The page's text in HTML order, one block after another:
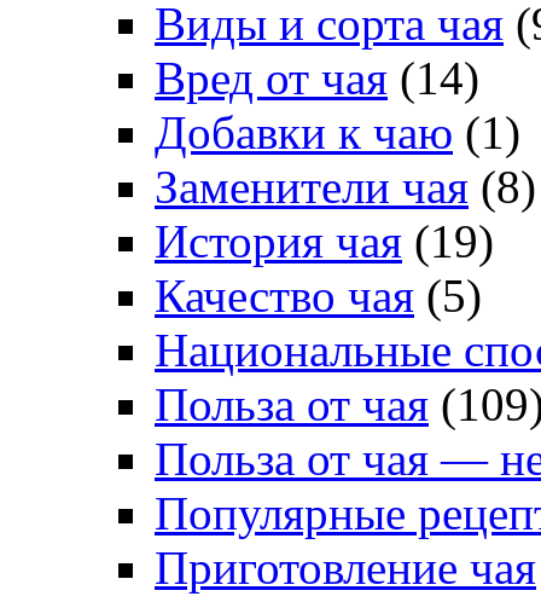
Виды и сорта чая
Вред от чая (14)
Добавки к чаю (1)
Заменители чая (8)
История чая (19)
Качество чая (5)
Национальные
Польза от чая
Польза от чая —
Популярные
Приготовление чая